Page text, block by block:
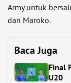
Army untuk
dan Maroko.
Baca Juga
Final
U20